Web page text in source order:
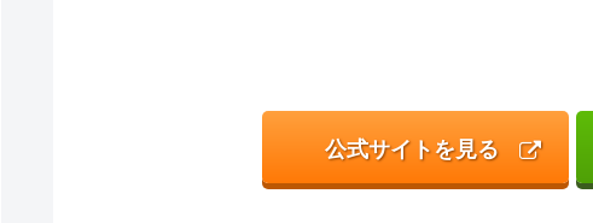
公式サイトを見る